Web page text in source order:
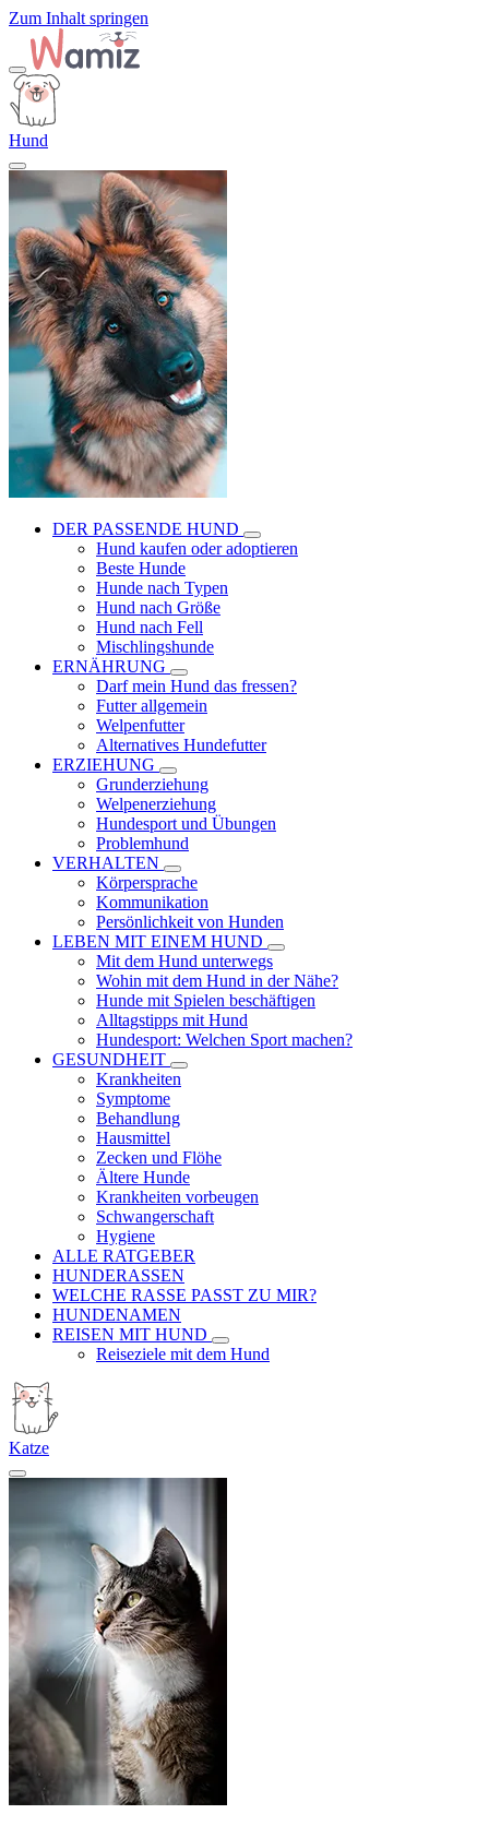
Zum Inhalt springen
Hund
DER PASSENDE HUND
Hund kaufen oder adoptieren
Beste Hunde
Hunde nach Typen
Hund nach Größe
Hund nach Fell
Mischlingshunde
ERNÄHRUNG
Darf mein Hund das fressen?
Futter allgemein
Welpenfutter
Alternatives Hundefutter
ERZIEHUNG
Grunderziehung
Welpenerziehung
Hundesport und Übungen
Problemhund
VERHALTEN
Körpersprache
Kommunikation
Persönlichkeit von Hunden
LEBEN MIT EINEM HUND
Mit dem Hund unterwegs
Wohin mit dem Hund in der Nähe?
Hunde mit Spielen beschäftigen
Alltagstipps mit Hund
Hundesport: Welchen Sport machen?
GESUNDHEIT
Krankheiten
Symptome
Behandlung
Hausmittel
Zecken und Flöhe
Ältere Hunde
Krankheiten vorbeugen
Schwangerschaft
Hygiene
ALLE RATGEBER
HUNDERASSEN
WELCHE RASSE PASST ZU MIR?
HUNDENAMEN
REISEN MIT HUND
Reiseziele mit dem Hund
Katze